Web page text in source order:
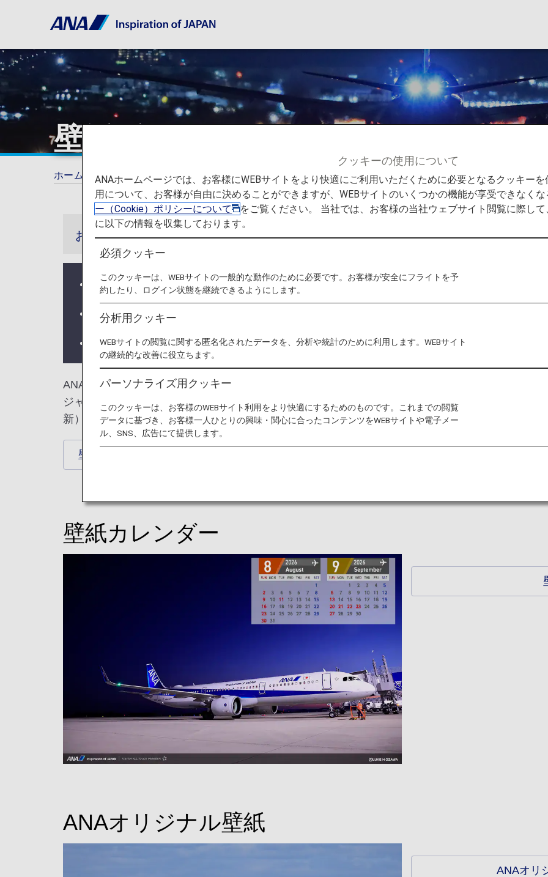
壁紙ダウンロード
ホーム ANAがお約束する体験 壁紙ダウンロード
お知らせ
2026/7/28 2026年8月の壁紙カレンダーをリリースいたしました。
2026/7/28 ANAオリジナル壁紙（PC・iPad）をリリースいたしました。
2026/07/28 ANAオリジナル壁紙（スマートフォン）をリリースいたしました。
ANA公式の飛行機（航空機）や空、日本や世界の街並みのPC用の壁紙（Wallpaper）を無料でダ
ジャンボジェットなどの壁紙もバックナンバーにご用意しております。お客様のパソコンに合っ
新）
壁紙カレンダー
壁紙カレンダー
ANAオリジナル壁紙
ANAオリ
クッキーの使用について
ANAホームページでは、お客様にWEBサイトをより快適にご利用いただくために必要となるクッキー
用について、お客様が自由に決めることができますが、WEBサイトのいくつかの機能が享受できなく
ー（Cookie）ポリシーについて
をご覧ください。 当社では、お客様の当社ウェブサイト閲覧に際し
に以下の情報を収集しております。
必須クッキー
このクッキーは、WEBサイトの一般的な動作のために必要です。お客様が安全にフライトを予
約したり、ログイン状態を継続できるようにします。
分析用クッキー
WEBサイトの閲覧に関する匿名化されたデータを、分析や統計のために利用します。WEBサイト
の継続的な改善に役立ちます。
パーソナライズ用クッキー
このクッキーは、お客様のWEBサイト利用をより快適にするためのものです。これまでの閲覧
データに基づき、お客様一人ひとりの興味・関心に合ったコンテンツをWEBサイトや電子メー
ル、SNS、広告にて提供します。